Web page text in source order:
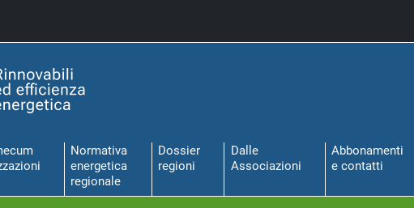
Normativa
energetica
regionale
Dossier
regioni
Dalle
Associazioni
Abbonamenti
e contatti